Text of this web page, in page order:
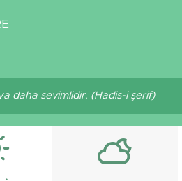
daha sevimlidir. (Hadis-i şerif)